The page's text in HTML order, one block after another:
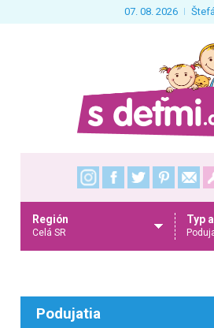
07. 08. 2026
Región
Celá SR
Typ
Podujatia